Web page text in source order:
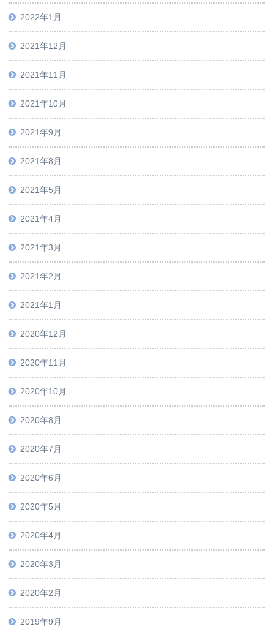
2022年1月
2021年12月
2021年11月
2021年10月
2021年9月
2021年8月
2021年5月
2021年4月
2021年3月
2021年2月
2021年1月
2020年12月
2020年11月
2020年10月
2020年8月
2020年7月
2020年6月
2020年5月
2020年4月
2020年3月
2020年2月
2019年9月